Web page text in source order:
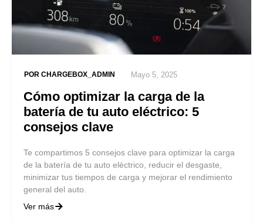
POR CHARGEBOX_ADMIN Mayo 5, 2025
Cómo optimizar la carga de la
batería de tu auto eléctrico: 5
consejos clave
Te compartimos 5 consejos clave para optimizar la carga
de la batería de tu auto eléctrico, reducir el desgaste,
minimizar tus tiempos de carga y mejorar el rendimiento
general del auto.
Ver más